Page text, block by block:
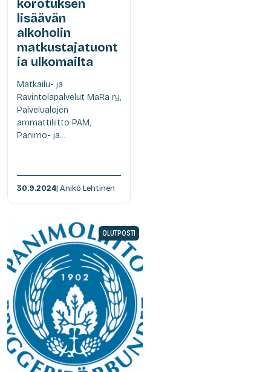
korotuksen
lisäävän
alkoholin
matkustajatuont
ia ulkomailta
Matkailu- ja
Ravintolapalvelut MaRa ry,
Palvelualojen
ammattiliitto PAM,
Panimo- ja...
30.9.2024| Anikó Lehtinen
OLUTPOSTI